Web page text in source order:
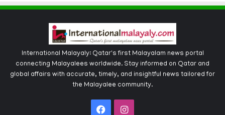
International Malayaly: Qatar's first Malayalam news portal
connecting Malayalees worldwide. Stay informed on Qatar and
global affairs with accurate, timely, and insightful news tailored for
the Malayalee community.
FacebookInstagram